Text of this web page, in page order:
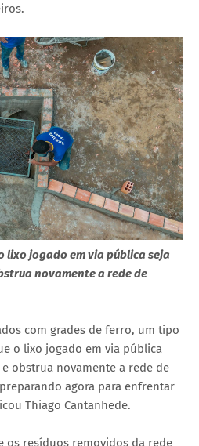
lixo jogado em via pública seja
novamente a rede de
com grades de ferro, um tipo
o lixo jogado em via pública
obstrua novamente a rede de
agora para enfrentar
Thiago Cantanhede.